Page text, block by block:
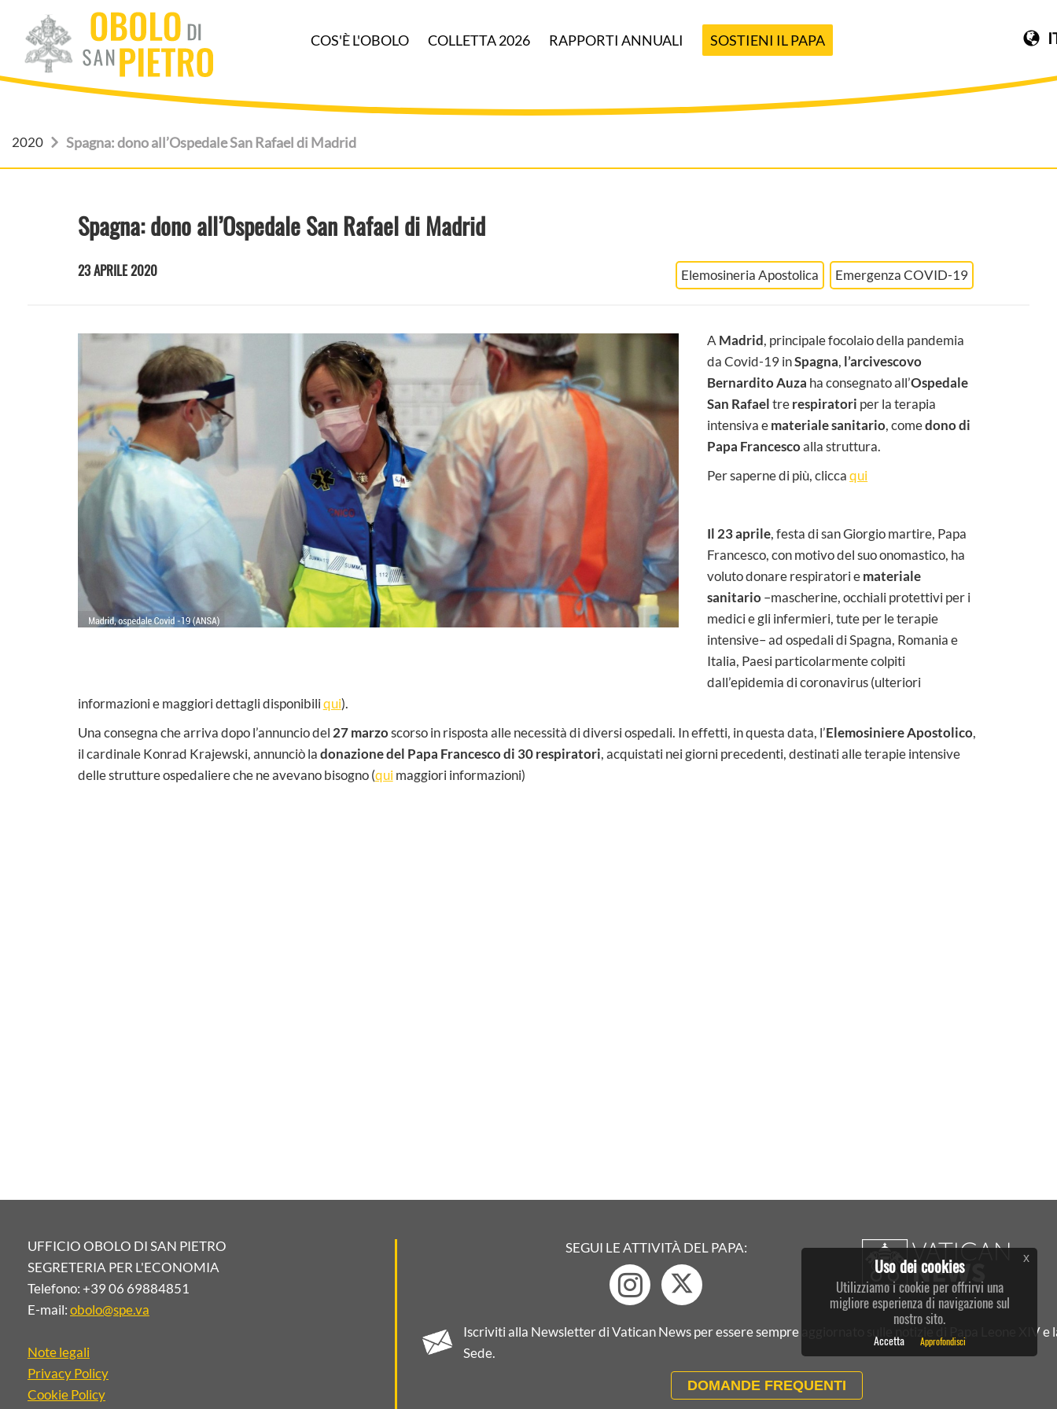
COS'È L'OBOLO COLLETTA 2026 RAPPORTI ANNUALI SOSTIENI IL PAPA
2020 Spagna: dono all’Ospedale San Rafael di Madrid
Spagna: dono all’Ospedale San Rafael di Madrid
23 APRILE 2020 Emergenza COVID-19
Elemosineria Apostolica
A Madrid, principale focolaio della pandemia
da Covid-19 inSpagna, l’arcivescovo
Bernardito Auza ha consegnato all’Ospedale
San Rafaeltre respiratori per la terapia
intensiva e materiale sanitario, comedono di
Papa Francescoalla struttura.
Per saperne di più, cliccaqui
Il 23 aprile, festa di san Giorgio martire, Papa
Francesco, con motivo del suo onomastico, ha
voluto donare respiratori e materiale
sanitario –mascherine, occhiali protettivi per i
medici e gli infermieri, tute per le terapie
intensive– ad ospedali di Spagna, Romania e
Italia, Paesi particolarmente colpiti
dall’epidemia di coronavirus (ulteriori
informazioni e maggiori dettagli disponibiliqui).
Una consegna che arriva dopo l’annuncio del 27 marzoscorso in risposta alle necessità di diversi ospedali. In effetti, in questa data, l’Elemosiniere Apostolico,
il cardinale Konrad Krajewski, annunciò la donazione del Papa Francesco di 30 respiratori, acquistati nei giorni precedenti, destinati alle terapie intensive
delle strutture ospedaliere che ne avevano bisogno (quimaggiori informazioni)
UFFICIO OBOLO DI SAN PIETRO
SEGRETERIA PER L'ECONOMIA
Telefono: +39 06 69884851
E-mail: obolo@spe.va
Note legali
Privacy Policy
Cookie Policy
SEGUI LE ATTIVITÀ DEL PAPA:
Iscriviti alla Newsletter di Vatican News per essere sempre aggiornato sulle notizie di Papa Leone XIV e
Sede.
DOMANDE FREQUENTI
Uso dei cookies
Utilizziamo i cookie per offrirvi una
migliore esperienza di navigazione sul
nostro sito.
Accetta Approfondisci
x